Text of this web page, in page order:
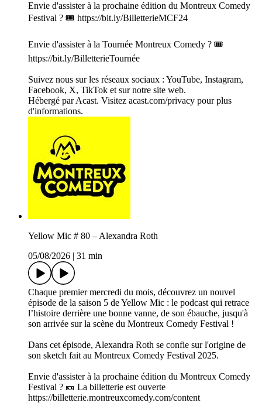
Envie d'assister à la prochaine édition du Montreux Comedy
Festival ? 🎟️ https://bit.ly/BilletterieMCF24
Envie d'assister à la Tournée Montreux Comedy ? 🎟️
https://bit.ly/BilletterieTournée
Suivez nous sur les réseaux sociaux : YouTube, Instagram,
Facebook, X, TikTok et sur notre site web.
Hébergé par Acast. Visitez acast.com/privacy pour plus
d'informations.
Yellow Mic # 80 – Alexandra Roth
05/08/2026
31 min
Chaque premier mercredi du mois, découvrez un nouvel
épisode de la saison 5 de Yellow Mic : le podcast qui retrace
l’histoire derrière une bonne vanne, de son ébauche, jusqu'à
son arrivée sur la scène du Montreux Comedy Festival !
Dans cet épisode, Alexandra Roth se confie sur l'origine de
son sketch fait au Montreux Comedy Festival 2025.
Envie d'assister à la prochaine édition du Montreux Comedy
Festival ? 🎫 La billetterie est ouverte
https://billetterie.montreuxcomedy.com/content